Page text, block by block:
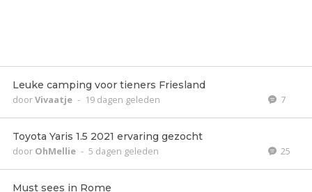
Leuke camping voor tieners Friesland
doorVivaatje - 19 dagen geleden 7
Toyota Yaris 1.5 2021 ervaring gezocht
door OhMellie - 5 dagen geleden 25
Must sees in Rome